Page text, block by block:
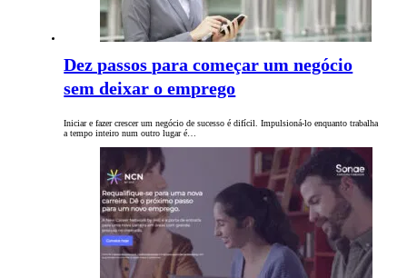
Dez passos para começar um negócio
sem deixar o emprego
Iniciar e fazer crescer um negócio de sucesso é difícil. Impulsioná-lo enquanto trabalha
a tempo inteiro num outro lugar é…